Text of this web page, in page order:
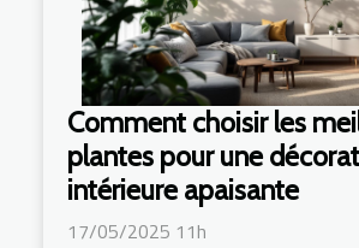
Comment choisir les
plantes pour une
intérieure apaisante
17/05/2025 11h